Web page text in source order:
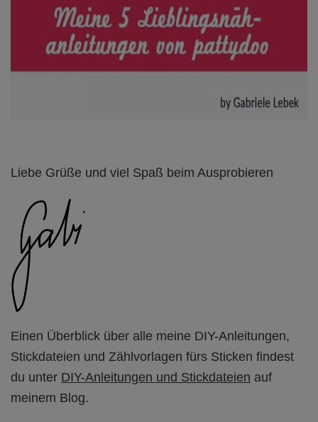
Liebe Grüße und viel Spaß beim Ausprobieren
Einen Überblick über alle meine DIY-Anleitungen,
Stickdateien und Zählvorlagen fürs Sticken findest
du unter DIY-Anleitungen und Stickdateien auf
meinem Blog.